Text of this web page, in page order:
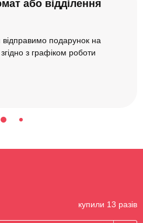
або відділення
подарунок на
з графіком роботи
купили 13 разів